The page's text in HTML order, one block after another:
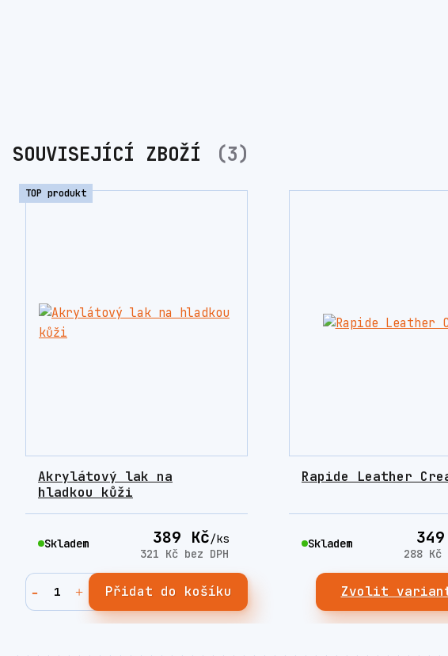
SOUVISEJÍCÍ ZBOŽÍ 3
TOP produkt
Akrylátový lak na
hladkou kůži
389 Kč/ks
321 Kč bez DPH
Skladem
Přidat do košíku
Rapide Leather
288 Kč
Skladem
Zvolit